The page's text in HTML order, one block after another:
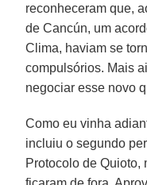
reconheceram que,
de Cancún, um
Clima, haviam se
compulsórios. Mais
negociar esse novo
Como eu vinha
incluiu o segundo
Protocolo de Quioto,